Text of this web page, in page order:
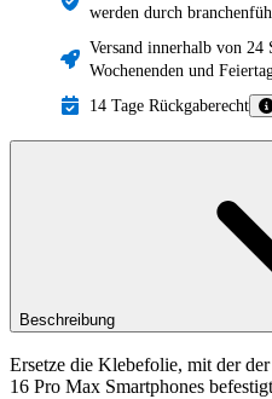
werden durch
Versand innerhalb von 24
Wochenenden und
14 Tage Rückgaberecht
Beschreibung
Ersetze die Klebefolie, mit der
16 Pro Max Smartphones